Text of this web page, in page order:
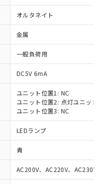
オルタネイト
金属
一般負荷用
DC5V 6mA
ユニット位置1: NC
ユニット位置2: 点灯ユニット
ユニット位置3: NC
LEDランプ
青
AC200V、AC220V、AC230V